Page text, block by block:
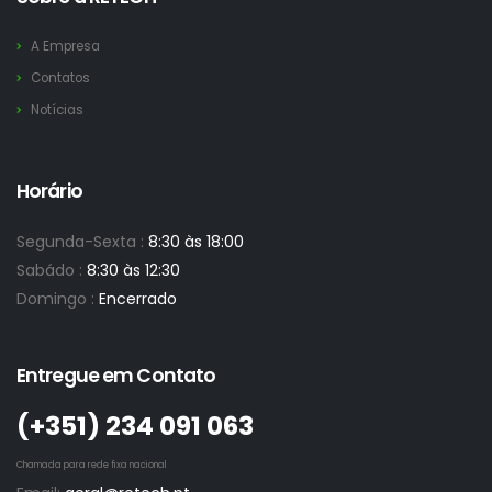
A Empresa
Contatos
Notícias
Horário
Segunda-Sexta : 8:30 às 18:00
Sabádo : 8:30 às 12:30
Domingo : Encerrado
Entregue em Contato
(+351)­ 234 091 063
Chamada para rede fixa nacional